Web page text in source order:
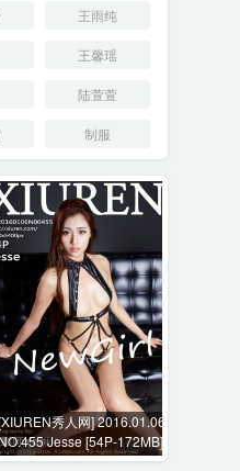
王雨纯
王馨瑶
陆萱萱
制服
秀人网] 2016.01.06
Jesse [54P-172MB]